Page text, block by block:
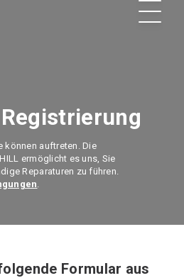
können auftreten. Die
ermöglicht es uns, Sie
Reparaturen zu führen.
.
Formular aus